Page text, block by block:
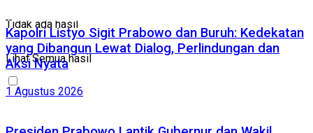
Tidak ada hasil
Lihat Semua hasil
Tidak ada hasil
Lihat Semua hasil
Kapolri Listyo Sigit Prabowo dan Buruh: Kedekatan
yang Dibangun Lewat Dialog, Perlindungan dan
Aksi Nyata
1 Agustus 2026